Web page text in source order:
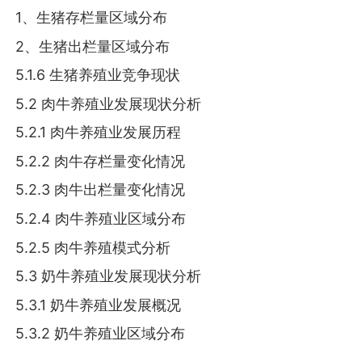
1、生猪存栏量区域分布
2、生猪出栏量区域分布
5.1.6 生猪养殖业竞争现状
5.2 肉牛养殖业发展现状分析
5.2.1 肉牛养殖业发展历程
5.2.2 肉牛存栏量变化情况
5.2.3 肉牛出栏量变化情况
5.2.4 肉牛养殖业区域分布
5.2.5 肉牛养殖模式分析
5.3 奶牛养殖业发展现状分析
5.3.1 奶牛养殖业发展概况
5.3.2 奶牛养殖业区域分布